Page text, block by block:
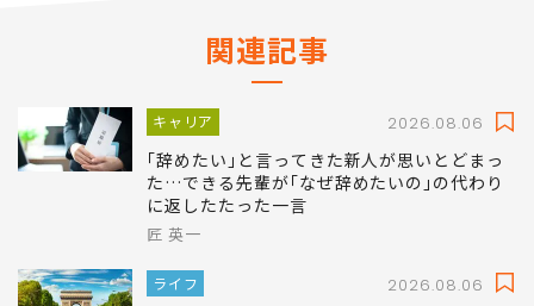
関連記事
キャリア
｢辞めたい｣と言ってきた新人が思いとどまっ
に返したたった一言